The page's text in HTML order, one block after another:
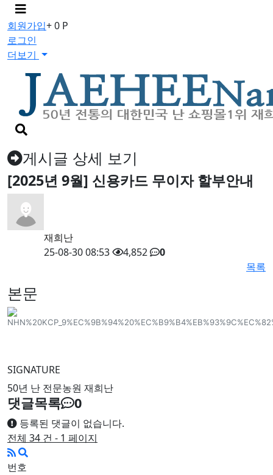
메
뉴
버
튼
회원가입+ 0 P
로그인
더보기
검
색
버
튼게시글 상세 보기
[2025년 9월] 신용카드 무이자 할부안내
재희난
25-08-30 08:53
4,852
0
목록
본문
SIGNATURE
50년 난 전문농원 재희난
댓글목록 0
등록된 댓글이 없습니다.
전체 34 건 - 1 페이지
번호